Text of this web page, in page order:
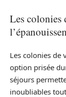
Les colonies
Les colonies de
option prisée
séjours
inoubliables